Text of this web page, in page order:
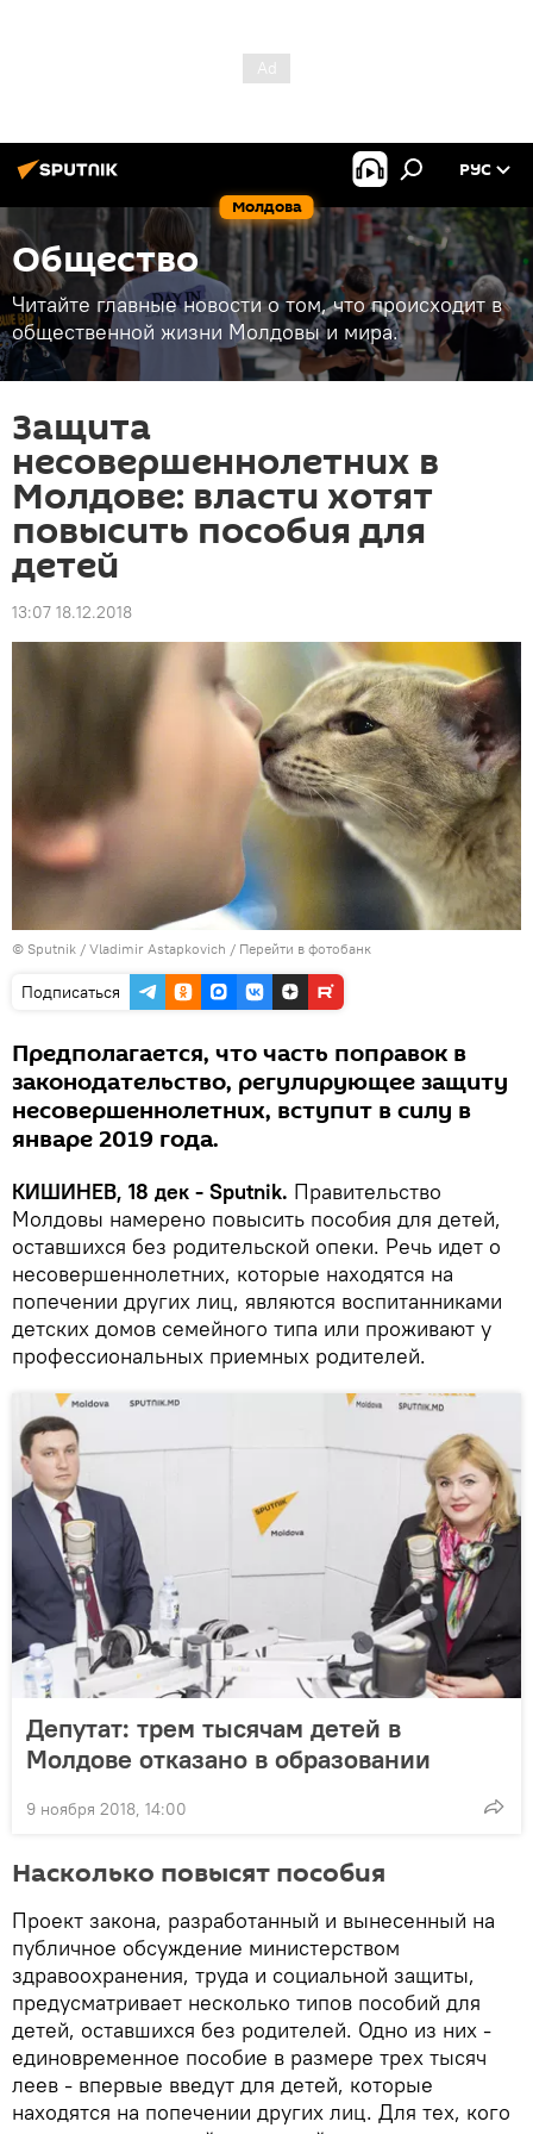
Молдова
РУС
Общество
Читайте главные новости о том, что происходит в
общественной жизни Молдовы и мира.
Защита
несовершеннолетних в
Молдове: власти хотят
повысить пособия для
детей
13:07 18.12.2018
© Sputnik / Vladimir Astapkovich / Перейти в фотобанк
Подписаться
Предполагается, что часть поправок в
законодательство, регулирующее защиту
несовершеннолетних, вступит в силу в
январе 2019 года.
КИШИНЕВ, 18 дек - Sputnik. Правительство
Молдовы намерено повысить пособия для детей,
оставшихся без родительской опеки. Речь идет о
несовершеннолетних, которые находятся на
попечении других лиц, являются воспитанниками
детских домов семейного типа или проживают у
профессиональных приемных родителей.
Депутат: трем тысячам детей в
Молдове отказано в образовании
9 ноября 2018, 14:00
Насколько повысят пособия
Проект закона, разработанный и вынесенный на
публичное обсуждение министерством
здравоохранения, труда и социальной защиты,
предусматривает несколько типов пособий для
детей, оставшихся без родителей. Одно из них -
единовременное пособие в размере трех тысяч
леев - впервые введут для детей, которые
находятся на попечении других лиц. Для тех, кого